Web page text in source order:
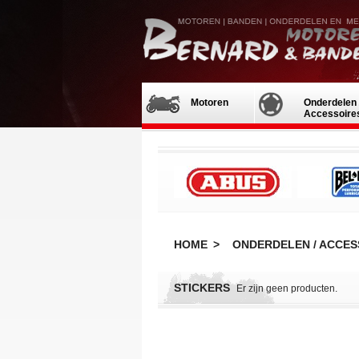
Motoren
Onderdelen
HOME > ONDERDELEN /
STICKERS Er zijn geen producten.